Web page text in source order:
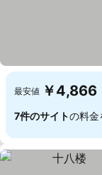
最安値 ￥4,866
7件のサイトの料金